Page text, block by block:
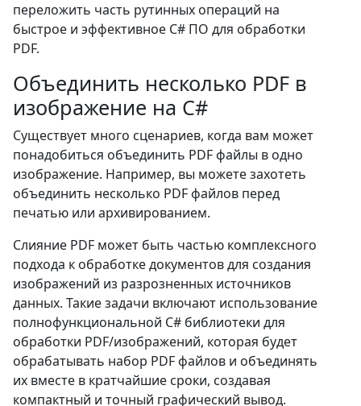
переложить часть рутинных операций на
быстрое и эффективное C# ПО для обработки
PDF.
Объединить несколько PDF в
изображение на C#
Существует много сценариев, когда вам может
понадобиться объединить PDF файлы в одно
изображение. Например, вы можете захотеть
объединить несколько PDF файлов перед
печатью или архивированием.
Слияние PDF может быть частью комплексного
подхода к обработке документов для создания
изображений из разрозненных источников
данных. Такие задачи включают использование
полнофункциональной C# библиотеки для
обработки PDF/изображений, которая будет
обрабатывать набор PDF файлов и объединять
их вместе в кратчайшие сроки, создавая
компактный и точный графический вывод.